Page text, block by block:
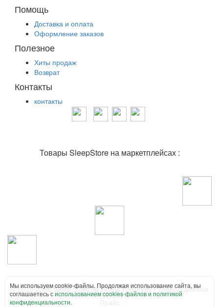
Помощь
Доставка и оплата
Оформление заказов
Полезное
Хиты продаж
Возврат
Контакты
контакты
Товары SleepStore на маркетплейсах :
© 2015-2026 Sleep Store All Rights Reserved | Товары для сна
Мы используем cookie-файлы. Продолжая использование сайта, вы
соглашаетесь сиспользованием cookies-файлов и политикой
конфиденциальности.